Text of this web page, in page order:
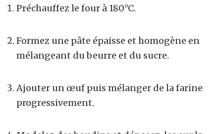
Préchauffez le four à 180°C.
Formez une pâte épaisse et homogène en
mélangeant du beurre et du sucre.
Ajouter un œuf puis mélanger de la farine
progressivement.